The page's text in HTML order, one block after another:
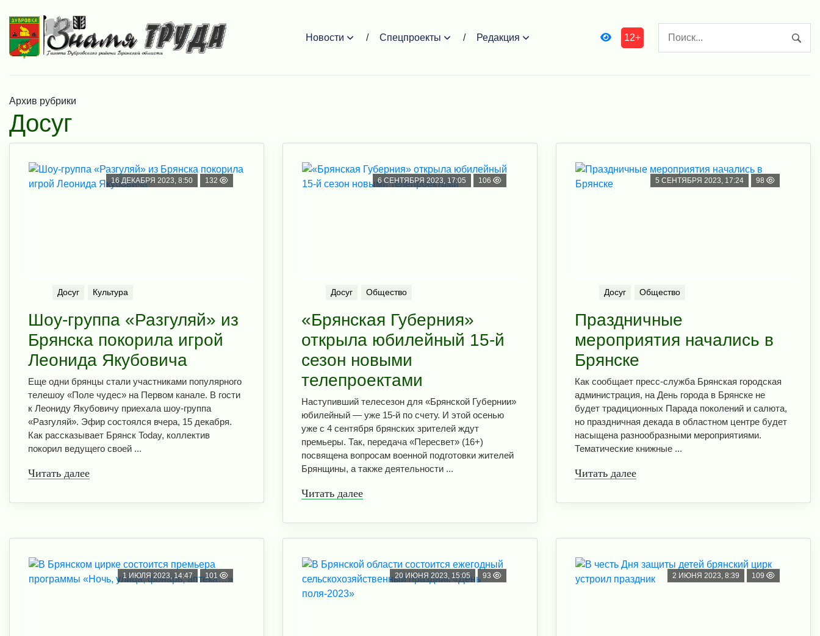
Новости Спецпроекты Редакция 12+
Архив рубрики
Досуг
16 ДЕКАБРЯ 2023, 8:50 132
Досуг Культура
Шоу-группа «Разгуляй» из
Брянска покорила игрой
Леонида Якубовича
Еще одни брянцы стали участниками популярного
телешоу «Поле чудес» на Первом канале. В гости
к Леониду Якубовичу приехала шоу-группа
«Разгуляй». Эфир состоялся вчера, 15 декабря.
Как рассказывает Брянск Today, коллектив
покорил ведущего своей ...
Читать далее
6 СЕНТЯБРЯ 2023, 17:05 106
Досуг Общество
«Брянская Губерния»
открыла юбилейный 15-й
сезон новыми
телепроектами
Наступивший телесезон для «Брянской Губернии»
юбилейный — уже 15-й по счету. И этой осенью
уже с 4 сентября брянских зрителей ждут
премьеры. Так, передача «Пересвет» (16+)
посвящена вопросам военной подготовки жителей
Брянщины, а также деятельности ...
Читать далее
5 СЕНТЯБРЯ 2023, 17:24 98
Досуг Общество
Праздничные
мероприятия начались в
Брянске
Как сообщает пресс-служба Брянская городская
администрация, на День города в Брянске не
будет традиционных Парада поколений и салюта,
но праздничная декада в областном центре будет
насыщена разнообразными мероприятиями.
Тематические книжные ...
Читать далее
1 ИЮЛЯ 2023, 14:47 101 20 ИЮНЯ 2023, 15:05 93 2 ИЮНЯ 2023, 8:39 109